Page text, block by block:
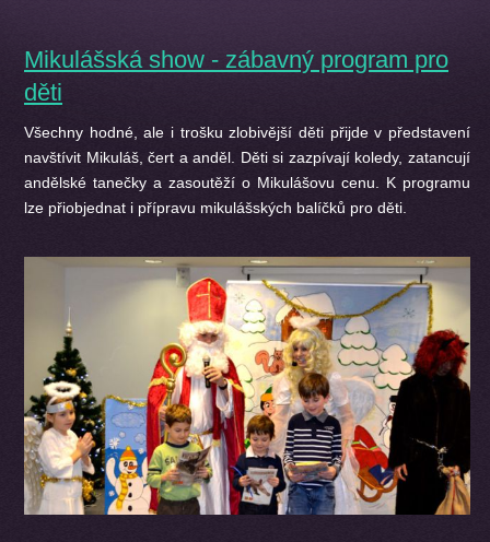
Mikulášská show - zábavný program pro
děti
Všechny hodné, ale i trošku zlobivější děti přijde v představení
navštívit Mikuláš, čert a anděl. Děti si zazpívají koledy, zatancují
andělské tanečky a zasoutěží o Mikulášovu cenu. K programu
lze přiobjednat i přípravu mikulášských balíčků pro děti.